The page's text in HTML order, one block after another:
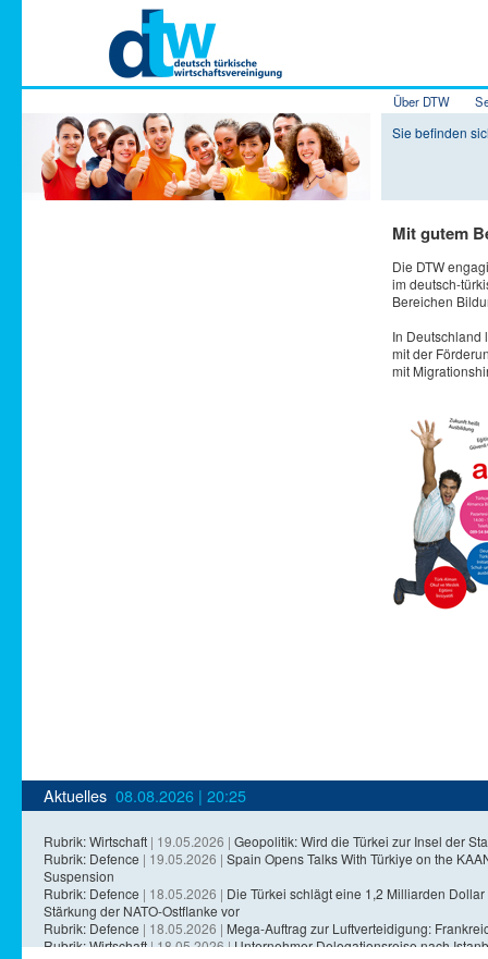
Zum Inhalt
Zum
Über DTW
Sie befinden
Mit gutem
Die DTW
im deutsch-
Bereichen
In Deutschland
mit der
mit
Aktuelles 08.08.2026 | 20:25
Rubrik: Wirtschaft | 19.05.2026 | Geopolitik: Wird die Türkei zur Insel der
Rubrik: Defence | 19.05.2026 | Spain Opens Talks With Türkiye on the
Suspension
Rubrik: Defence | 18.05.2026 | Die Türkei schlägt eine 1,2 Milliarden
Stärkung der NATO-Ostflanke vor
Rubrik: Defence | 18.05.2026 | Mega-Auftrag zur Luftverteidigung:
Rubrik: Wirtschaft| 18.05.2026 |Unternehmer-Delegationsreise nach